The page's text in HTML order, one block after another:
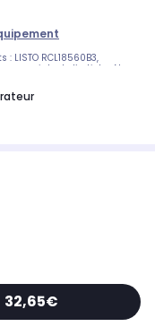
RCL18560B3,
de l’article : Non
60B3, REFRIGERATEUR
LISTO RCL185-60S1,
32,65€